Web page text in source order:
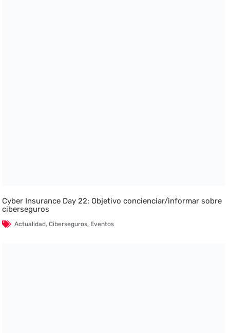
Cyber Insurance Day 22: Objetivo concienciar/informar sobre
ciberseguros
Actualidad,Ciberseguros, Eventos